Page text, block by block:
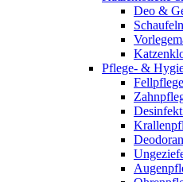
Deo &
Schaufeln
Pflege- &
Fellpflege